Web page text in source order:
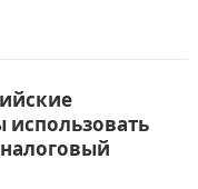
использовать